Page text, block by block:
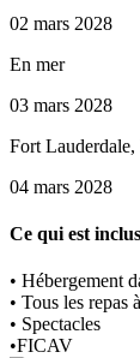
02 mars 2028
En mer
03 mars 2028
Fort
04 mars 2028
Ce qui est
• Hébergement
• Tous les repas
• Spectacles
•FICAV